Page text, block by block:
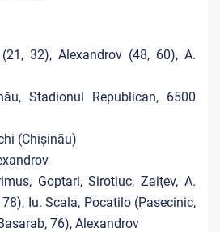
32), Alexandrov (48, 60), A.
Stadionul Republican, 6500
(Chişinău)
Goptari, Sirotiuc, Zaiţev, A.
Iu. Scala, Pocatilo (Pasecinic,
76), Alexandrov